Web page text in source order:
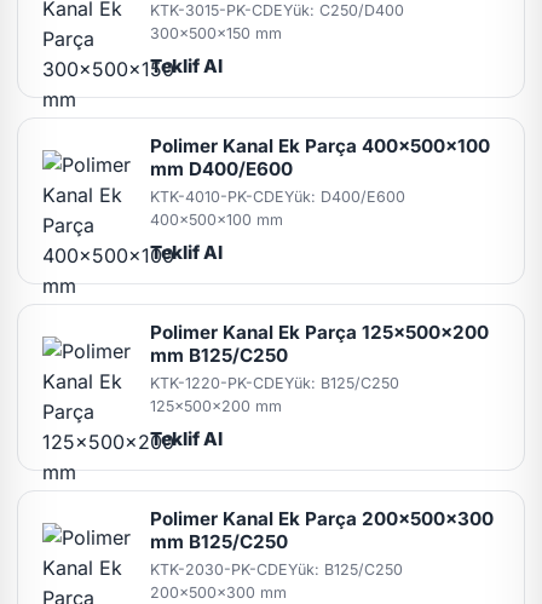
KTK-3015-PK-CDEYük: C250/D400
300x500x150 mm
Teklif Al
Polimer Kanal Ek Parça 400x500x100
mm D400/E600
KTK-4010-PK-CDEYük: D400/E600
400x500x100 mm
Teklif Al
Polimer Kanal Ek Parça 125x500x200
mm B125/C250
KTK-1220-PK-CDEYük: B125/C250
125x500x200 mm
Teklif Al
Polimer Kanal Ek Parça 200x500x300
mm B125/C250
KTK-2030-PK-CDEYük: B125/C250
200x500x300 mm